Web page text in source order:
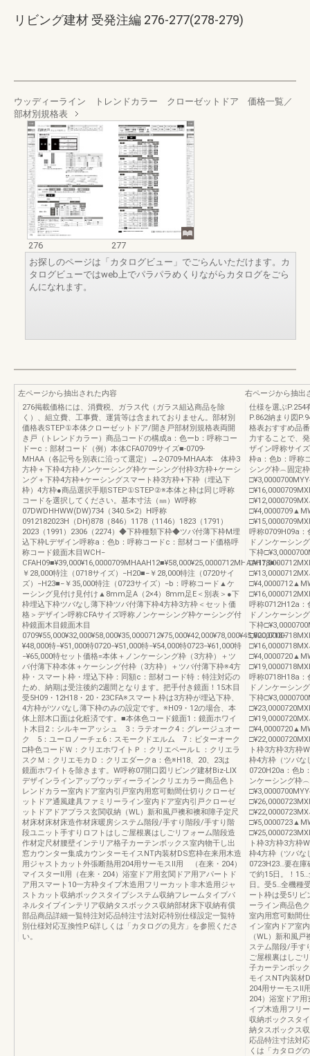
リビング建材 受発注編 276-277(278-279)
ウッディーライン トレンドカラー クローゼットドア 価格一覧／
部材別規格表
276
277
お探しのページは「カタログビュー」でごらんいただけます。カ
タログビューではweb上でパラパラめくりながらカタログをごら
んになれます。
左ページから抽出された内容
276掲載価格には、消費税、ガラス代（ガラス組込商品を除
く）、組立費、工事費、運賃等は含まれておりません。部材別
価格表STEP①本体クローゼットドア/開き戸部材別規格表両開
き戸（トレンドカラー）商品コードの構成a：色ーb：呼称コー
ドーc：部材コード（例）本体CFA0709サイズ■-0709-
MHAA（各記号を別表に沿って選定）→2-0709-MHAA本 体枠3
方枠＋下枠4方枠ノンケーシング枠ケーシング付枠3方枠+ケーシ
ング＋下枠4方枠+ケーシングスマート枠3方枠+下枠（埋込下
枠）4方枠●商品選択手順STEP①STEP②※本体と枠は同じ呼称
コードを選択してください。基本寸法（㎜）W呼称
07DWDHHWW(DW)734（340.5×2）H呼称
0912182023H（DH)878（846）1178（1146）1823（1791）
2023（1991）2306（2274）◆下枠種類下枠◆ツバ付薄下枠M埋
込下枠Lデザイン呼称a：色b：呼称コードc：部材コード価格呼
称コード鏡面木目WCH‒
CFAH09■¥39,000¥16,0000709MHAAH12■¥58,000¥25,0000712MHAAH18■−
￥28,000特注（0718サイズ）−H20■−￥28,000特注（0720サイ
ズ）−H23■−￥35,000特注（0723サイズ）−b：呼称コード▲ケ
ーシング見付け見付け▲8mm足A（2×4）8mm足E＜別表＞●下
枠埋込下枠ツバなし薄下枠ツバ付薄下枠4方枠3方枠＜セット価
格＞デザイン呼称CFAサイズ呼称ノンケーシング枠ケーシング付
枠鏡面木目鏡面木目
0709¥55,000¥32,000¥58,000¥35,0000712¥75,000¥42,000¥78,000¥45,0000718−
¥48,000特−¥51,000特0720−¥51,000特−¥54,000特0723−¥61,000特
−¥65,000特セット価格=本体＋ノンケーシング枠（3方枠）＋ツ
バ付薄下枠本体＋ケーシング付枠（3方枠）＋ツバ付薄下枠※4方
枠・スマート枠・埋込下枠：同額c：部材コード特：特注対応の
ため、納期は受注後約2週間となります。把手付き鏡面！15木目
受5H09・12H18・20・23CFA※スマート枠は3方枠が埋込下枠、
4方枠がツバなし薄下枠のみの設定です。※H09・12の場合、本
体上部木口面は化粧済です。■本体色コード鏡面1：鏡面ホワイ
ト木目2：シルキーアッシュ 3：ラテオーク4：グレージュオー
ク 5：ユーロノーチェ6：スモークドエルム 7：ビターオーク
□枠色コードＷ：クリエホワイトＰ：クリエペールＬ：クリエラ
スクＭ：クリエモカＤ：クリエダークa：色※H18、20、23は
鏡面ホワイトを除きます。W呼称07開口図リビング建材Biz-LIX
デザインラインアップウッディーラインクリエカラー商品色ト
レンドカラー室内ドア室内引戸室内用窓可動間仕切りクローゼ
ットドア通風建具ファミリーライン室内ドア室内引戸クローゼ
ットドアドアプラス玄関収納（WL）新和風戸襖和襖和障子定尺
材床材床材床造作材床暖房システム階段/手すり階段/手すり階
段ユニット手すりロフトはしご屋根裏はしごリフォーム階段造
作材定尺材腰壁インテリア格子カーテンボックス室内物干し出
窓カウンター集成カウンターモイスNT内装材DS窓枠在来用木造
用ジャストカット外張断熱用204用サーモスⅡ用 （在来・204）
マイスターⅡ用（在来・204）浴室ドア用玄関ドア用アパートド
ア用スマート10一方枠タイプ木造用フリーカット非木造用ジャ
ストカット収納ボックスタイプシステム収納フレームタイプパ
ネルタイプインテリア収納タスボックス収納部材床下収納有償
部品商品詳細一覧特注対応品特注寸法対応特別仕様設定一覧特
別仕様対応互換性P.6詳しくは「カタログの見方」を参照くださ
い。
右ページから抽出
仕様を選ぶP.254
P.862納まり図
格表おすすめ品
力することで、
ザイン呼称サイ
枠a：色b：呼称
シング枠︵固定
呼称0709H09a
ドノンケーシン
下枠
呼称0712H12a
ドノンケーシン
下枠
呼称0718H18a
ドノンケーシン
下枠
ト枠3方枠3方枠
枠4方枠（ツバな
0720H20a：色b
ンケーシング枠
ト枠3方枠3方枠
枠4方枠（ツバな
0723H23…要在
で約15日。！
日。受5…全機種
ート枠は受5リビ
ーライン商品色
室内用窓可動間
イン室内ドア室
（WL）新和風
ステム階段/手す
ご屋根裏はしご
子カーテンボッ
モイスNT内装材
204用サーモスⅡ
204）浴室ドア
イプ木造用フリ
収納ボックスタ
納タスボックス
応品特注寸法対
くは「カタログ